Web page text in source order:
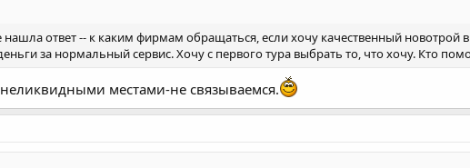
ответ -- к каким фирмам обращаться, если хочу качественный новотрой
за нормальный сервис. Хочу с первого тура выбрать то, что хочу. Кто
местами-не связываемся.